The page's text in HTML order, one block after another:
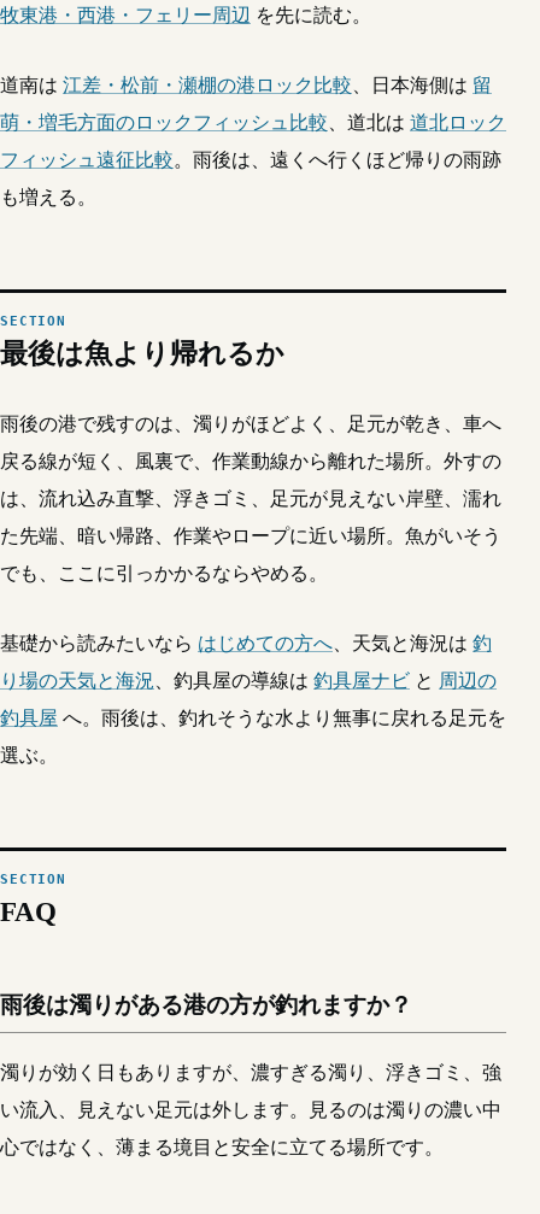
牧東港・西港・フェリー周辺 を先に読む。
道南は 江差・松前・瀬棚の港ロック比較、日本海側は 留
萌・増毛方面のロックフィッシュ比較、道北は 道北ロック
フィッシュ遠征比較。雨後は、遠くへ行くほど帰りの雨跡
も増える。
最後は魚より帰れるか
雨後の港で残すのは、濁りがほどよく、足元が乾き、車へ
戻る線が短く、風裏で、作業動線から離れた場所。外すの
は、流れ込み直撃、浮きゴミ、足元が見えない岸壁、濡れ
た先端、暗い帰路、作業やロープに近い場所。魚がいそう
でも、ここに引っかかるならやめる。
基礎から読みたいなら はじめての方へ、天気と海況は 釣
り場の天気と海況、釣具屋の導線は 釣具屋ナビ と 周辺の
釣具屋 へ。雨後は、釣れそうな水より無事に戻れる足元を
選ぶ。
FAQ
雨後は濁りがある港の方が釣れますか？
濁りが効く日もありますが、濃すぎる濁り、浮きゴミ、強
い流入、見えない足元は外します。見るのは濁りの濃い中
心ではなく、薄まる境目と安全に立てる場所です。